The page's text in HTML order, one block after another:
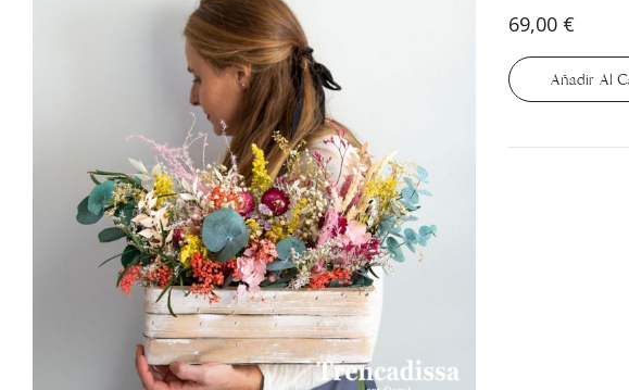
69,00 €
Añadir Al